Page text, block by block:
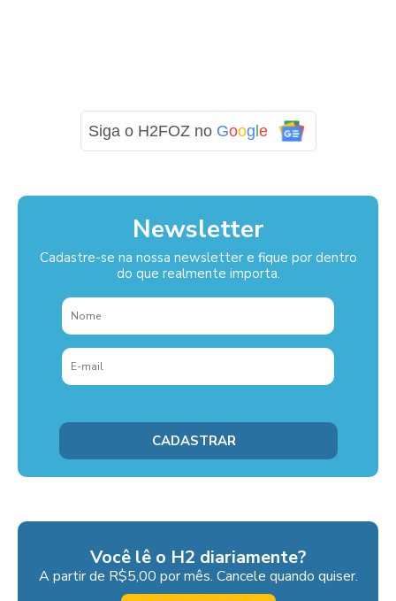
Siga o H2FOZ no Google
Newsletter
Cadastre-se na nossa newsletter e fique por dentro
do que realmente importa.
Você lê o H2 diariamente?
A partir de R$5,00 por mês. Cancele quando quiser.